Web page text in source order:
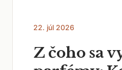
22. júl 2026
Z čoho sa